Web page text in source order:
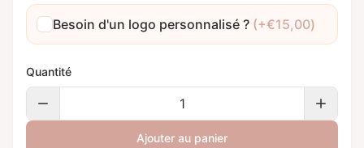
Besoin d'un logo personnalisé ? (+€15,00)
Quantité
Ajouter au panier